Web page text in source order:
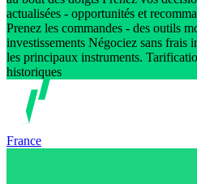
actualisées - opportunités et
Prenez les commandes - des outils
investissements Négociez sans frais
les principaux instruments.
historiques
France